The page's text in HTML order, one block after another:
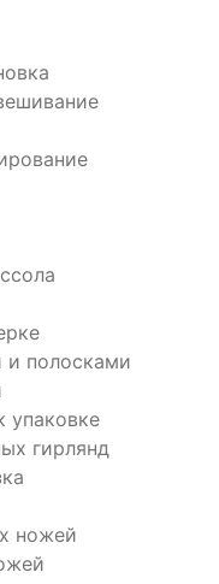
и полосками
упаковке
гирлянд
ножей